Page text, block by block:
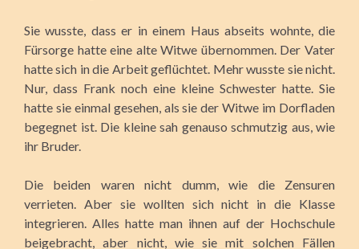
Sie wusste, dass er in einem Haus abseits wohnte, die
Fürsorge hatte eine alte Witwe übernommen. Der Vater
hatte sich in die Arbeit geflüchtet. Mehr wusste sie nicht.
Nur, dass Frank noch eine kleine Schwester hatte. Sie
hatte sie einmal gesehen, als sie der Witwe im Dorfladen
begegnet ist. Die kleine sah genauso schmutzig aus, wie
ihr Bruder.
Die beiden waren nicht dumm, wie die Zensuren
verrieten. Aber sie wollten sich nicht in die Klasse
integrieren. Alles hatte man ihnen auf der Hochschule
beigebracht, aber nicht, wie sie mit solchen Fällen